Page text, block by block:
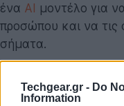
Techgear.gr - Do
Information
ένα AI μοντέλο για
προσώπου και να τις
σήματα.
Για να δοκιμάσουν
νοημοσύνη να